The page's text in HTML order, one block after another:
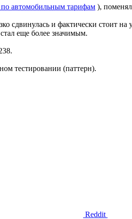
по автомобильным тарифам ),
сдвинулась и фактически стоит
еще более значимым.
тестировании (паттерн).
Reddit